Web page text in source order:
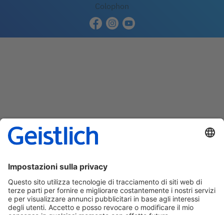
Colophon